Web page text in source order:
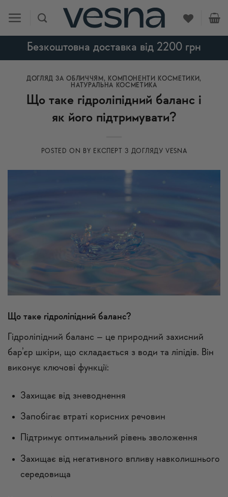
content
Безкоштовна доставка від 2200 грн
ДОГЛЯД ЗА ОБЛИЧЧЯМ , КОМПОНЕНТИ КОСМЕТИКИ ,
НАТУРАЛЬНА КОСМЕТИКА
Що таке гідроліпідний баланс і
як його підтримувати?
POSTED ON BY ЕКСПЕРТ З ДОГЛЯДУ VESNA
Що таке гідроліпідний баланс?
Гідроліпідний баланс – це природний захисний
бар’єр шкіри, що складається з води та ліпідів. Він
виконує ключові функції:
Захищає від зневоднення
Запобігає втраті корисних речовин
Підтримує оптимальний рівень зволоження
Захищає від негативного впливу навколишнього
середовища